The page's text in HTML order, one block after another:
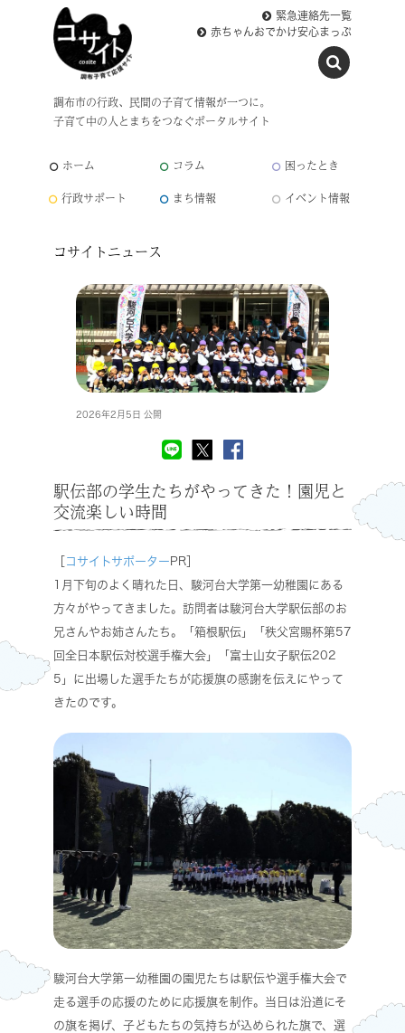
調布市の行政、民間の子育て情報が一つに。
子育て中の人とまちをつなぐポータルサイト
緊急連絡先一覧
赤ちゃんおでかけ安心まっぷ
ホーム コラム
困ったとき
行政サポート
まち情報 イベント情報
コサイトニュース
2026年2月5日 公開
駅伝部の学生たちがやってきた！園児と
交流楽しい時間
コサイトサポーター PR］
1月下旬のよく晴れた日、駿河台大学第一幼稚園にある
方々がやってきました。訪問者は駿河台大学駅伝部のお
兄さんやお姉さんたち。「箱根駅伝」「秩父宮賜杯第57
回全日本駅伝対校選手権大会」「富士山女子駅伝202
5」に出場した選手たちが応援旗の感謝を伝えにやって
きたのです。
駿河台大学第一幼稚園の園児たちは駅伝や選手権大会で
走る選手の応援のために応援旗を制作。当日は沿道にそ
の旗を掲げ、子どもたちの気持ちが込められた旗で、選